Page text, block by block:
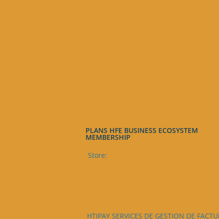
PLANS HFE BUSINESS ECOSYSTEM
MEMBERSHIP
Store:
HTIPAY SERVICES DE GESTION DE